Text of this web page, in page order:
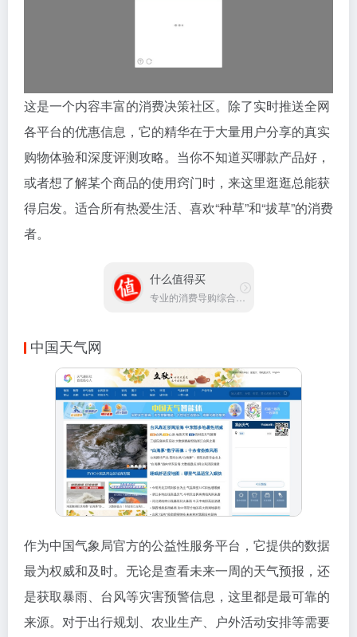
这是一个内容丰富的消费决策社区。除了实时推送全网
各平台的优惠信息，它的精华在于大量用户分享的真实
购物体验和深度评测攻略。当你不知道买哪款产品好，
或者想了解某个商品的使用窍门时，来这里逛逛总能获
得启发。适合所有热爱生活、喜欢“种草”和“拔草”的消费
者。
什么值得买
专业的消费导购综合平台
中国天气网
作为中国气象局官方的公益性服务平台，它提供的数据
最为权威和及时。无论是查看未来一周的天气预报，还
是获取暴雨、台风等灾害预警信息，这里都是最可靠的
来源。对于出行规划、农业生产、户外活动安排等需要